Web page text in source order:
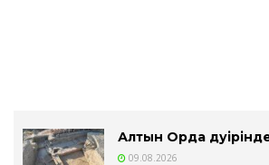
Алтын Орда
09.08.2026